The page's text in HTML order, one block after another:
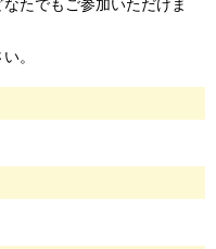
たでもご参加いただけま
。